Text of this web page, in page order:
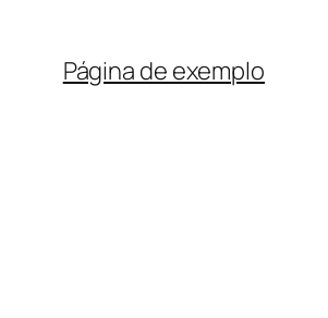
Página de exemplo